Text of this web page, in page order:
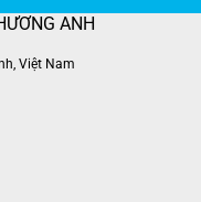
ANH
Việt Nam